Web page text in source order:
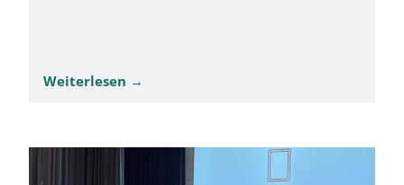
Weiterlesen →